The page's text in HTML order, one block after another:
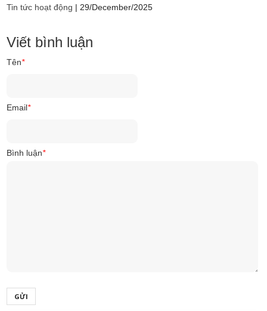
Tin tức hoạt động | 29/December/2025
Viết bình luận
Tên*
Email*
Bình luận*
GỬI